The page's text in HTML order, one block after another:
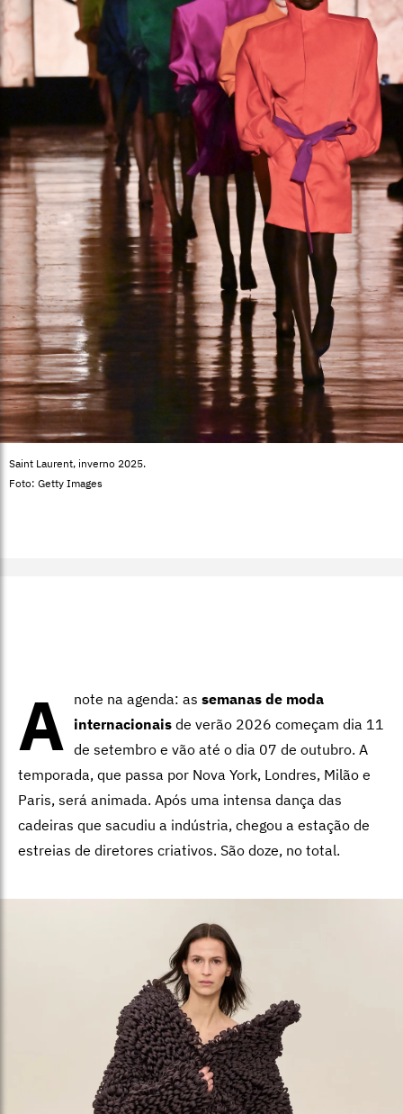
Saint Laurent, inverno 2025.
Foto: Getty Images
A note na agenda: as semanas de moda
internacionais de verão 2026 começam dia 11
de setembro e vão até o dia 07 de outubro. A
temporada, que passa por Nova York, Londres, Milão e
Paris, será animada. Após uma intensa dança das
cadeiras que sacudiu a indústria, chegou a estação de
estreias de diretores criativos. São doze, no total.